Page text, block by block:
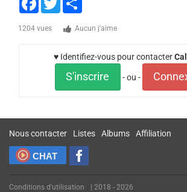
1204 vues Aucun j'aime
♥ Identifiez-vous pour contacter
S'inscrire - ou -
Nous contacter Listes Albums Affiliation
CHAT
Conditions d'utilisation | 2018 - 2026